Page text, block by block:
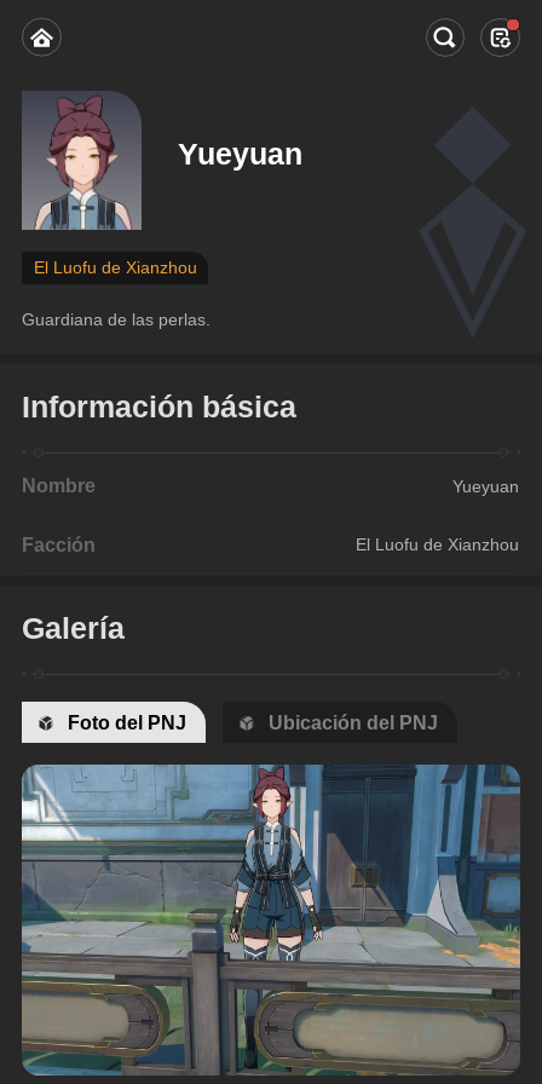
Yueyuan
El Luofu de Xianzhou
Guardiana de las perlas.
Información básica
Nombre Yueyuan
Facción El Luofu de Xianzhou
Galería
Foto del PNJ Ubicación del PNJ